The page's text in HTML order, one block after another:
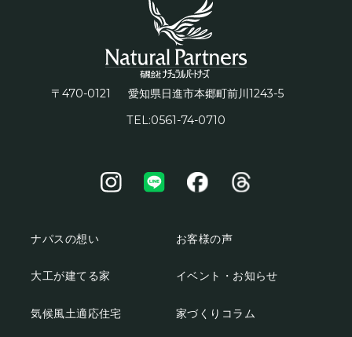
〒470-0121 愛知県日進市本郷町前川 1243-5
TEL:0561-74-0710
ナパスの想い
大工が建てる家
気候風土適応住宅
お客様の声
イベント・お知らせ
家づくりコラム